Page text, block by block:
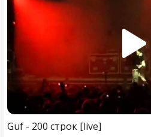
Guf - 200 строк [live]